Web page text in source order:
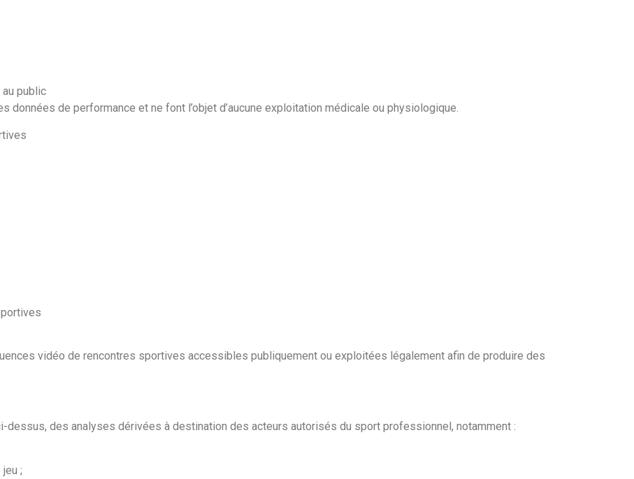
public
de performance et ne font l’objet d’aucune exploitation médicale ou physiologique.
vidéo de rencontres sportives accessibles publiquement ou exploitées légalement afin de produire des
dessus, des analyses dérivées à destination des acteurs autorisés du sport professionnel, notamment :
;